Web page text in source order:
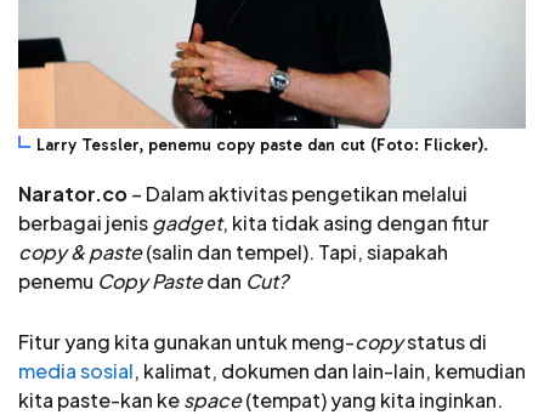
Larry Tessler, penemu copy paste dan cut (Foto: Flicker).
Narator.co– Dalam aktivitas pengetikan melalui
berbagai jenisgadget, kita tidak asing dengan fitur
copy & paste(salin dan tempel). Tapi, siapakah
penemu Copy Pastedan Cut?
Fitur yang kita gunakan untuk meng-copystatus di
media sosial, kalimat, dokumen dan lain-lain, kemudian
kita paste-kan kespace(tempat) yang kita inginkan.